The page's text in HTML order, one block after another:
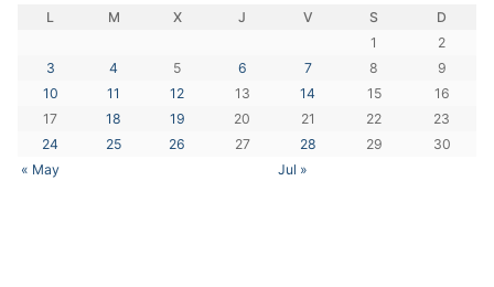
L M X J V S D
« May Jul »
1
2
3
4 5 6 7 8
9
10
11 12 13 14 15
16
17
18 19 20 21 22
23
24
25 26 27 28 29 30